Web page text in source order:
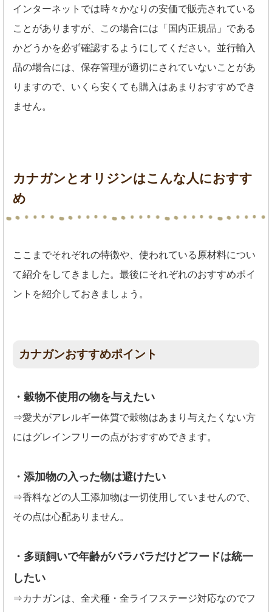
インターネットでは時々かなりの安価で販売されている
ことがありますが、この場合には「国内正規品」である
かどうかを必ず確認するようにしてください。並行輸入
品の場合には、保存管理が適切にされていないことがあ
りますので、いくら安くても購入はあまりおすすめでき
ません。
カナガンとオリジンはこんな人におすす
め
ここまでそれぞれの特徴や、使われている原材料につい
て紹介をしてきました。最後にそれぞれのおすすめポイ
ントを紹介しておきましょう。
カナガンおすすめポイント
・穀物不使用の物を与えたい
⇒愛犬がアレルギー体質で穀物はあまり与えたくない方
にはグレインフリーの点がおすすめできます。
・添加物の入った物は避けたい
⇒香料などの人工添加物は一切使用していませんので、
その点は心配ありません。
・多頭飼いで年齢がバラバラだけどフードは統一
したい
⇒カナガンは、全犬種・全ライフステージ対応なのでフ